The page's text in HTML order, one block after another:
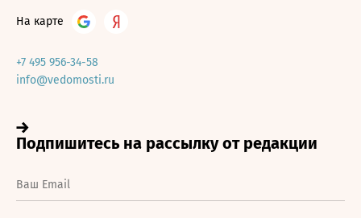
На карте
+7 495 956-34-58
info@vedomosti.ru